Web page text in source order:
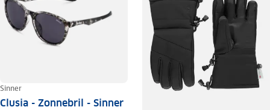
Sinner
Clusia - Zonnebril - Sinner